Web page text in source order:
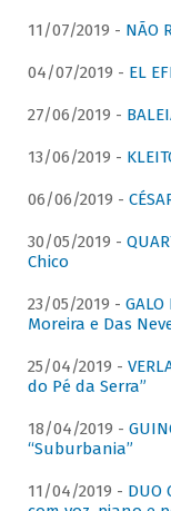
11/07/2019 - NÃO
04/07/2019 - EL
27/06/2019 -
13/06/2019 -
06/06/2019 -
30/05/2019 -
Chico
23/05/2019 - GALO
Moreira e Das
25/04/2019 -
do Pé da Serra”
18/04/2019 -
“Suburbania”
11/04/2019 - DUO